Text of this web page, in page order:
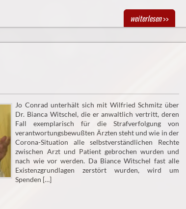
weiterlesen>>
Jo Conrad unterhält sich mit Wilfried Schmitz über
Dr. Bianca Witschel, die er anwaltlich vertritt, deren
Fall exemplarisch für die Strafverfolgung von
verantwortungsbewußten Ärzten steht und wie in der
Corona-Situation alle selbstverständlichen Rechte
zwischen Arzt und Patient gebrochen wurden und
nach wie vor werden. Da Biance Witschel fast alle
Existenzgrundlagen zerstört wurden, wird um
Spenden […]